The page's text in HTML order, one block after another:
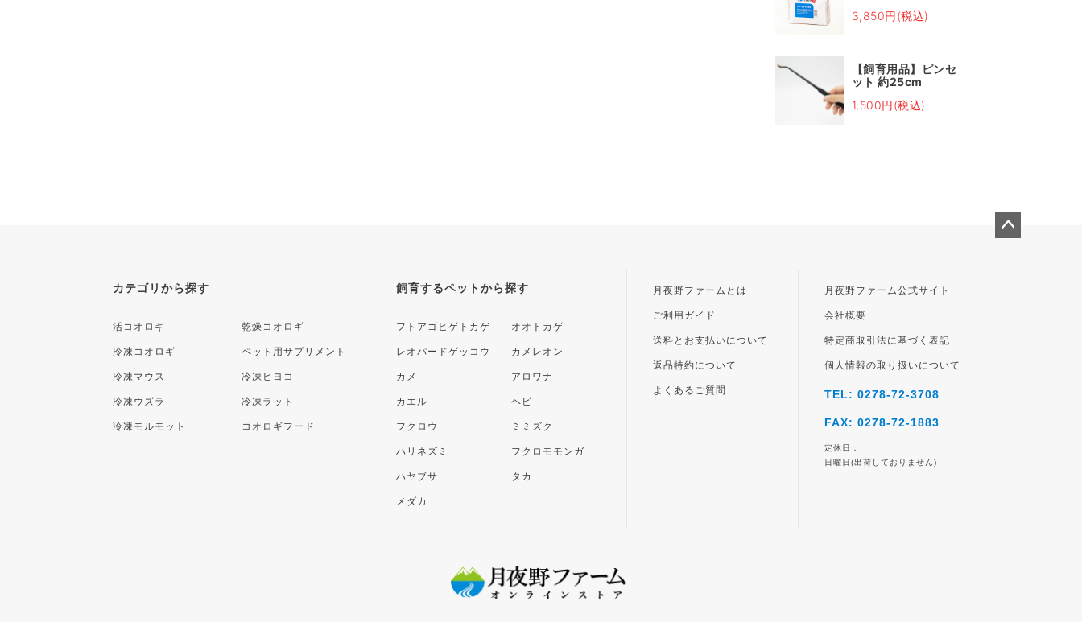
3,850円(税込)
【飼育用品】ピンセ
ット 約25cm
1,500円(税込)
カテゴリから探す
活コオロギ 乾燥コオロギ
冷凍コオロギ ペット用サプリメント
冷凍マウス 冷凍ヒヨコ
冷凍ウズラ 冷凍ラット
冷凍モルモット コオロギフード
飼育するペットから探す
フトアゴヒゲトカゲ オオトカゲ
レオパードゲッコウ カメレオン
カメ アロワナ
カエル ヘビ
フクロウ ミミズク
ハリネズミ フクロモモンガ
ハヤブサ タカ
メダカ
月夜野ファームとは
ご利用ガイド
送料とお支払いについて
返品特約について
よくあるご質問
月夜野ファーム公式サイト
会社概要
特定商取引法に基づく表記
個人情報の取り扱いについて
TEL: 0278-72-3708
FAX: 0278-72-1883
定休日：
日曜日(出荷しておりません)